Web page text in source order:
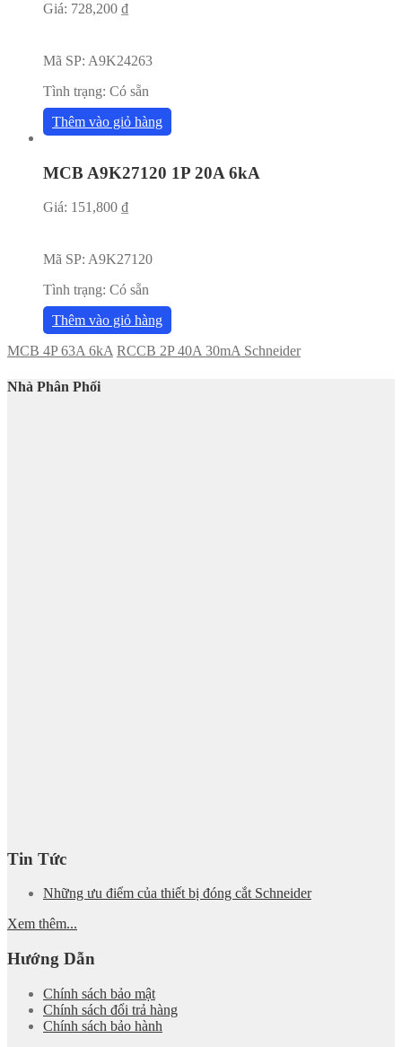
Giá: 728,200 ₫
Mã SP: A9K24263
Tình trạng: Có sẵn
Thêm vào giỏ hàng
MCB A9K27120 1P 20A 6kA
Giá: 151,800 ₫
Mã SP: A9K27120
Tình trạng: Có sẵn
Thêm vào giỏ hàng
MCB 4P 63A 6kA RCCB 2P 40A 30mA Schneider
Nhà Phân Phối
Tin Tức
Những ưu điểm của thiết bị đóng cắt Schneider
Xem thêm...
Hướng Dẫn
Chính sách bảo mật
Chính sách đổi trả hàng
Chính sách bảo hành